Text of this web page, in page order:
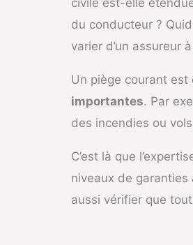
du conducteur ?
varier d’un assureur à
Un piège courant
importantes. Par
des incendies ou
C’est là que
niveaux de
aussi vérifier que